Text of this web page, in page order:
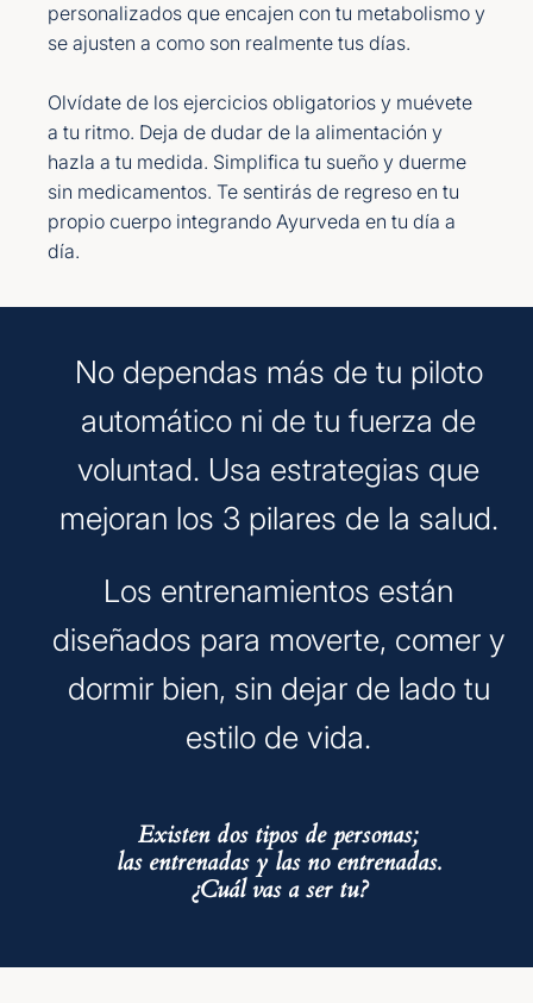
personalizados que encajen con tu metabolismo y
se ajusten a como son realmente tus días.
Olvídate de los ejercicios obligatorios y muévete
a tu ritmo. Deja de dudar de la alimentación y
hazla a tu medida. Simplifica tu sueño y duerme
sin medicamentos. Te sentirás de regreso en tu
propio cuerpo integrando Ayurveda en tu día a
día.
No dependas más de tu piloto
automático ni de tu fuerza de
voluntad. Usa estrategias que
mejoran los 3 pilares de la salud.
Los entrenamientos están
diseñados para moverte, comer y
dormir bien, sin dejar de lado tu
estilo de vida.
Existen dos tipos de personas;
las entrenadas y las no entrenadas.
¿Cuál vas a ser tu?